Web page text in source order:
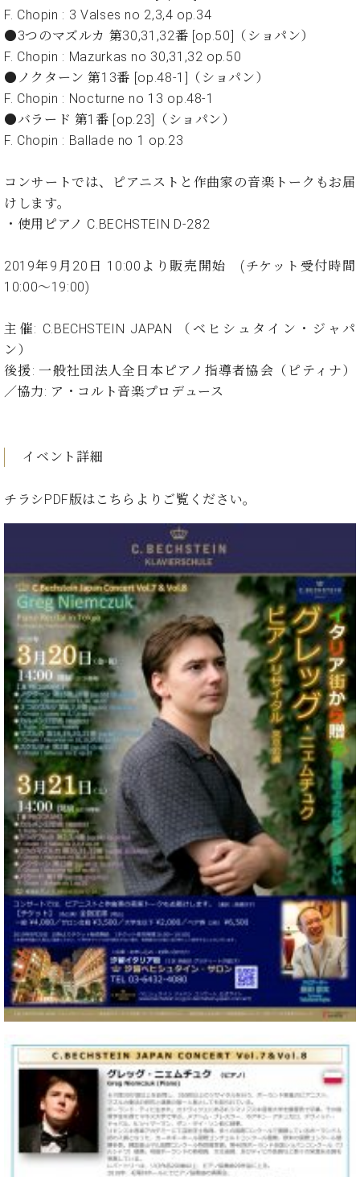
ア
ノ
C.
シ
タ
イ
ン
デ
ン
ア
ラ
イ
ュ
タ
イ
ン
ア
カ
デ
ミ
ー
W.
ホ
フ
マ
ン
プ
ロ
フ
ェ
ッ
シ
ョ
ナ
ル
W.
ホ
デ
ジオ
ホー
ル・
スタ
ジオ
空き
画
収
録
ー
楽
ア
コ
ェ
ル
ア
ク
セ
ス
セン
トラ
ム東
京の
ご案
内
(PDF)
お
問
い
合
わ
せ
本
社
：
八
王
子
・
術
営
業
セ
ン
タ
ー
F. Chopin : 3 Valses no 2,3,4 op.34
●3つのマズルカ 第30,31,32番 [op.50]（ショパン）
F. Chopin : Mazurkas no 30,31,32 op.50
●ノクターン 第13番 [op.48-1]（ショパン）
F. Chopin : Nocturne no 13 op.48-1
●バラード 第1番 [op.23]（ショパン）
F. Chopin : Ballade no 1 op.23
コンサートでは、ピアニストと作曲家の音楽トークもお届
けします。
・使用ピアノ C.BECHSTEIN D-282
2019年9月20日 10:00より販売開始 (チケット受付時間
10:00～19:00)
主催: C.BECHSTEIN JAPAN （ベヒシュタイン・ジャパ
ン）
後援: 一般社団法人全日本ピアノ指導者協会（ピティナ）
／協力: ア・コルト音楽プロデュース
イベント詳細
チラシPDF版は こちら よりご覧ください。